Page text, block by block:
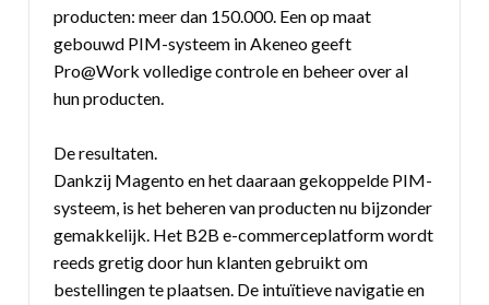
producten: meer dan 150.000. Een op maat
gebouwd PIM-systeem in Akeneo geeft
Pro@Work volledige controle en beheer over al
hun producten.
De resultaten.
Dankzij Magento en het daaraan gekoppelde PIM-
systeem, is het beheren van producten nu bijzonder
gemakkelijk. Het B2B e-commerceplatform wordt
reeds gretig door hun klanten gebruikt om
bestellingen te plaatsen. De intuïtieve navigatie en